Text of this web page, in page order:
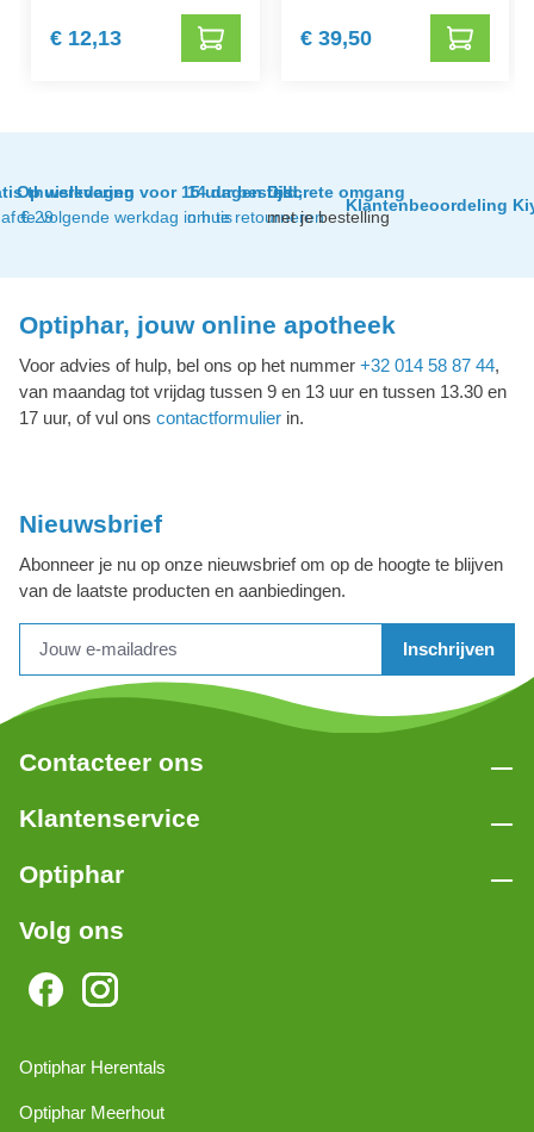
€ 12,13 € 39,50
thuislevering
€ 29
Op werkdagen voor 15 uur besteld,
de volgende werkdag in huis
14 dagen tijd
om te retourneren
Discrete omgang
met je bestelling
Klantenbeoordeling
Optiphar, jouw online apotheek
Voor advies of hulp, bel ons op het nummer +32 014 58 87 44,
van maandag tot vrijdag tussen 9 en 13 uur en tussen 13.30 en
17 uur, of vul ons contactformulier in.
Nieuwsbrief
Abonneer je nu op onze nieuwsbrief om op de hoogte te blijven
van de laatste producten en aanbiedingen.
Inschrijven
Contacteer ons
Klantenservice
Optiphar
Volg ons
Optiphar Herentals
Optiphar Meerhout